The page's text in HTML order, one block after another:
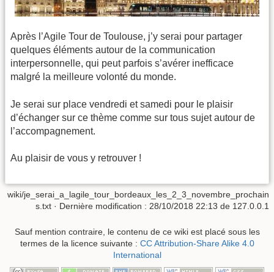
Après l’Agile Tour de Toulouse, j’y serai pour partager
quelques éléments autour de la communication
interpersonnelle, qui peut parfois s’avérer inefficace
malgré la meilleure volonté du monde.
Je serai sur place vendredi et samedi pour le plaisir
d’échanger sur ce thème comme sur tous sujet autour de
l’accompagnement.
Au plaisir de vous y retrouver !
wiki/je_serai_a_lagile_tour_bordeaux_les_2_3_novembre_prochain
s.txt · Dernière modification : 28/10/2018 22:13 de 127.0.0.1
Sauf mention contraire, le contenu de ce wiki est placé sous les
termes de la licence suivante : CC Attribution-Share Alike 4.0
International